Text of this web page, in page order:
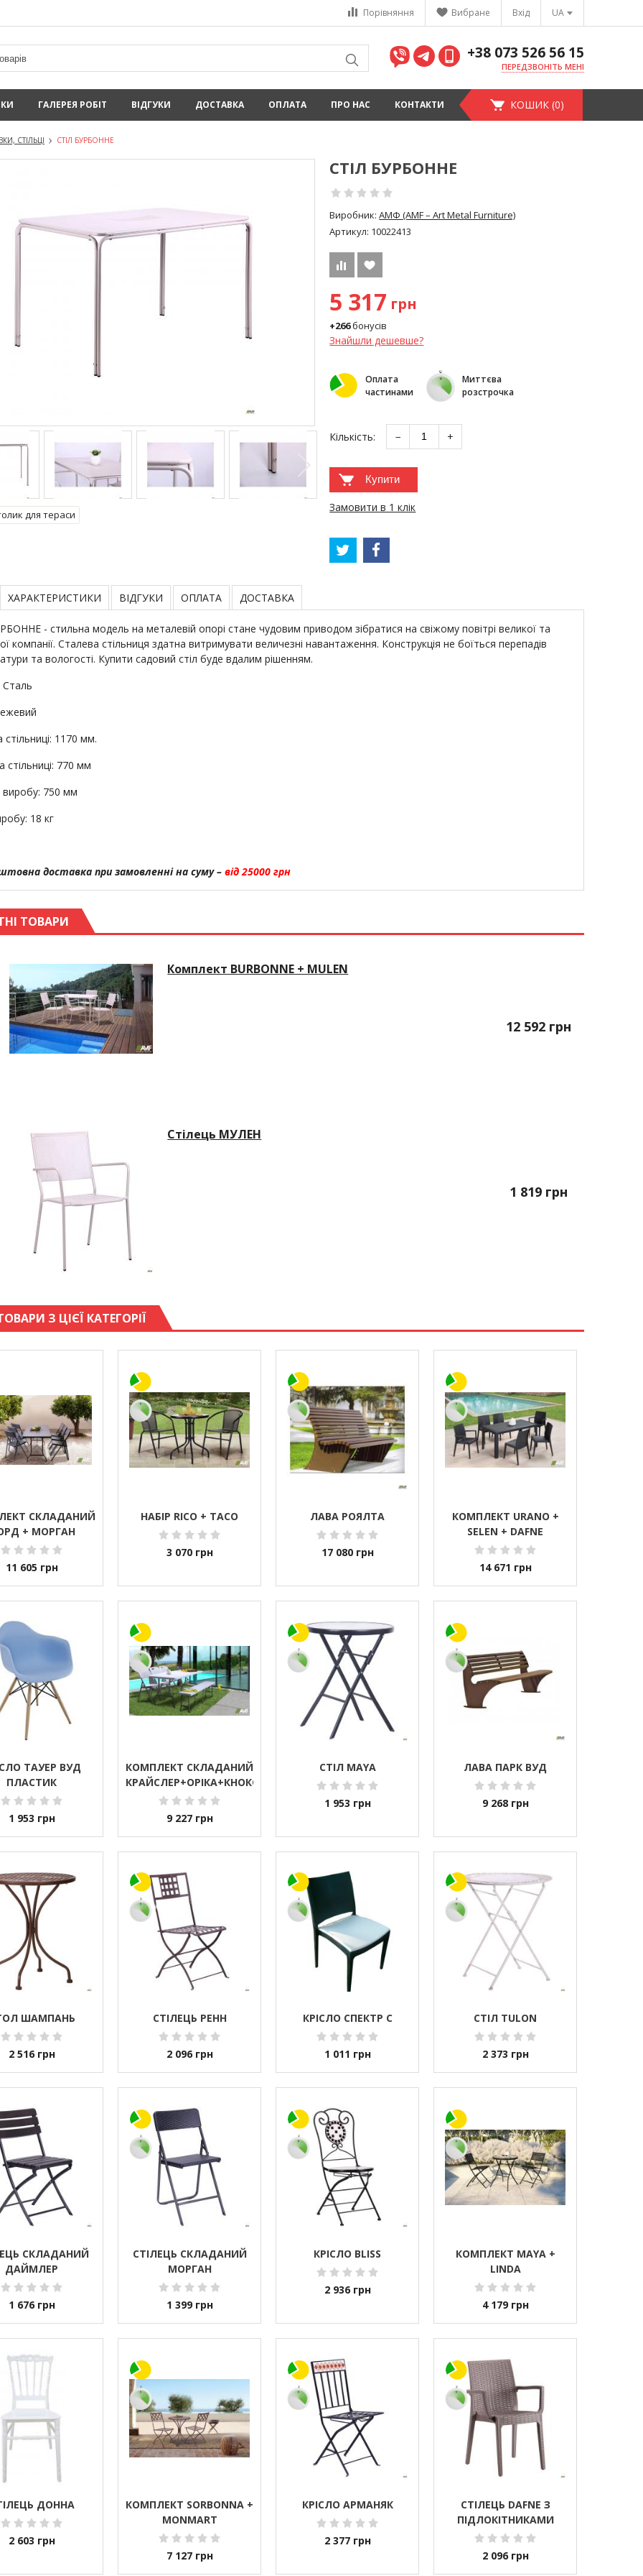
UA
Вхід
Вибране
Порівняння
+38 073 526 56 15
ПЕРЕДЗВОНІТЬ МЕНІ
ГАЛЕРЕЯ РОБІТ ВІДГУКИ ДОСТАВКА ОПЛАТА ПРО НАС КОНТАКТИ КОШИК (0)
СТІЛЬЦІ СТІЛ БУРБОННЕ
для тераси
СТІЛ БУРБОННЕ
Виробник:АМФ (AMF – Art Metal Furniture)
Артикул: 10022413
5 317 грн
+266бонусів
Знайшли дешевше?
Оплата
частинами
Миттєва
розстрочка
Кількість: − +
Купити
Замовити в 1 клік
ХАРАКТЕРИСТИКИ ВІДГУКИ ОПЛАТА ДОСТАВКА
- стильна модель на металевій опорі стане чудовим приводом зібратися на свіжому повітрі великої та
компанії. Сталева стільниця здатна витримувати величезні навантаження. Конструкція не боїться перепадів
та вологості. Купити садовий стіл буде вдалим рішенням.
Сталь
1170 мм.
стільниці: 770 мм
750 мм
18 кг
доставка при замовленні на суму – від 25000 грн
ТОВАРИ
Комплект BURBONNE + MULEN
12 592 грн
Стілець МУЛЕН
1 819 грн
З ЦІЄЇ КАТЕГОРІЇ
СКЛАДАНИЙ
+ МОРГАН
11 605 грн
НАБІР RICO + TACO
3 070 грн
ЛАВА РОЯЛТА
17 080 грн
КОМПЛЕКТ URANO +
SELEN + DAFNE
14 671 грн
ТАУЕР ВУД
ПЛАСТИК
1 953 грн
КОМПЛЕКТ СКЛАДАНИЙ
КРАЙСЛЕР+ОРІКА+КНОКС
9 227 грн
СТІЛ MAYA
1 953 грн
ЛАВА ПАРК ВУД
9 268 грн
ШАМПАНЬ
2 516 грн
СТІЛЕЦЬ РЕНН
2 096 грн
КРІСЛО СПЕКТР С
1 011 грн
СТІЛ TULON
2 373 грн
СКЛАДАНИЙ
ДАЙМЛЕР
1 676 грн
СТІЛЕЦЬ СКЛАДАНИЙ
МОРГАН
1 399 грн
КРІСЛО BLISS
2 936 грн
КОМПЛЕКТ MAYA +
LINDA
4 179 грн
ДОННА
2 603 грн
КОМПЛЕКТ SORBONNA +
MONMART
7 127 грн
КРІСЛО АРМАНЯК
2 377 грн
СТІЛЕЦЬ DAFNE З
ПІДЛОКІТНИКАМИ
2 096 грн